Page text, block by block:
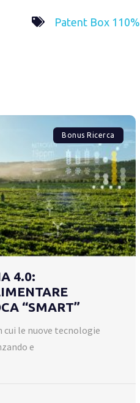
Patent Box 110%
Bonus Ricerca
4.0:
“SMART”
cui le nuove tecnologie
e